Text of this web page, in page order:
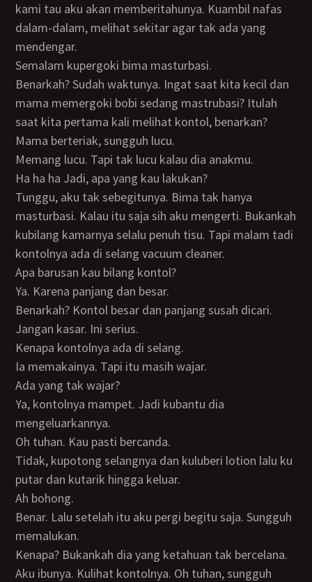
kami tau aku akan memberitahunya. Kuambil nafas
dalam-dalam, melihat sekitar agar tak ada yang
mendengar.
Semalam kupergoki bima masturbasi.
Benarkah? Sudah waktunya. Ingat saat kita kecil dan
mama memergoki bobi sedang mastrubasi? Itulah
saat kita pertama kali melihat kontol, benarkan?
Mama berteriak, sungguh lucu.
Memang lucu. Tapi tak lucu kalau dia anakmu.
Ha ha ha Jadi, apa yang kau lakukan?
Tunggu, aku tak sebegitunya. Bima tak hanya
masturbasi. Kalau itu saja sih aku mengerti. Bukankah
kubilang kamarnya selalu penuh tisu. Tapi malam tadi
kontolnya ada di selang vacuum cleaner.
Apa barusan kau bilang kontol?
Ya. Karena panjang dan besar.
Benarkah? Kontol besar dan panjang susah dicari.
Jangan kasar. Ini serius.
Kenapa kontolnya ada di selang.
Ia memakainya. Tapi itu masih wajar.
Ada yang tak wajar?
Ya, kontolnya mampet. Jadi kubantu dia
mengeluarkannya.
Oh tuhan. Kau pasti bercanda.
Tidak, kupotong selangnya dan kuluberi lotion lalu ku
putar dan kutarik hingga keluar.
Ah bohong.
Benar. Lalu setelah itu aku pergi begitu saja. Sungguh
memalukan.
Kenapa? Bukankah dia yang ketahuan tak bercelana.
Aku ibunya. Kulihat kontolnya. Oh tuhan, sungguh